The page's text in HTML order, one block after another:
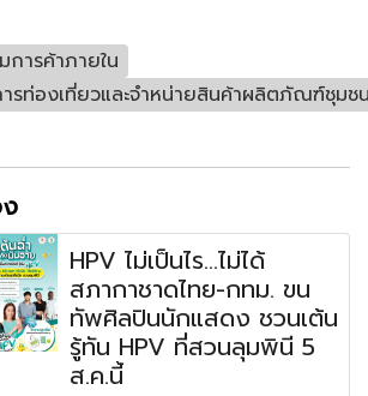
การค้าภายใน
รท่องเที่ยวและจำหน่ายสินค้าผลิตภัณฑ์ชุมช
HPV ไม่เป็นไร...ไม่ได้
สภากาชาดไทย-กทม. ขน
ทัพศิลปินนักแสดง ชวนเต้น
รู้ทัน HPV ที่สวนลุมพินี 5
ส.ค.นี้